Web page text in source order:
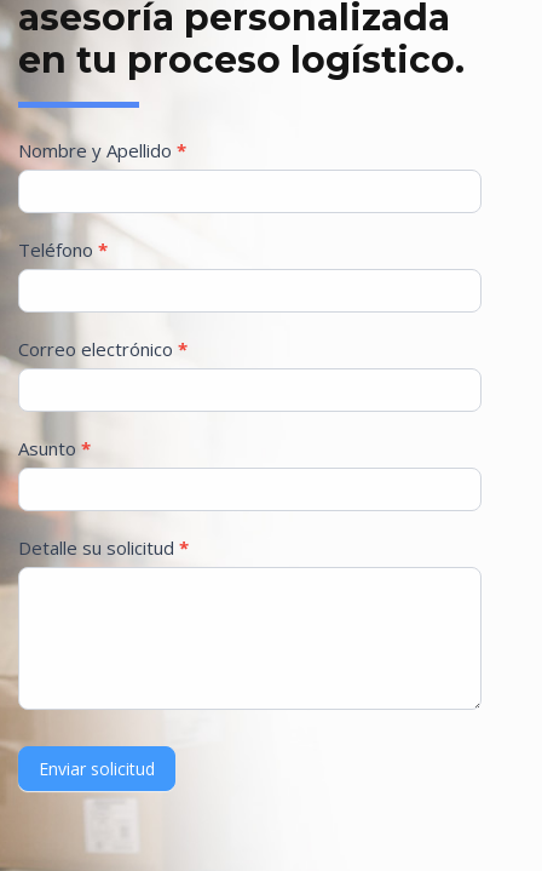
asesoría personalizada
en tu proceso logístico.
Formulario
Nombre y Apellido *
Teléfono *
Correo electrónico *
Asunto *
Detalle su solicitud *
Enviar solicitud